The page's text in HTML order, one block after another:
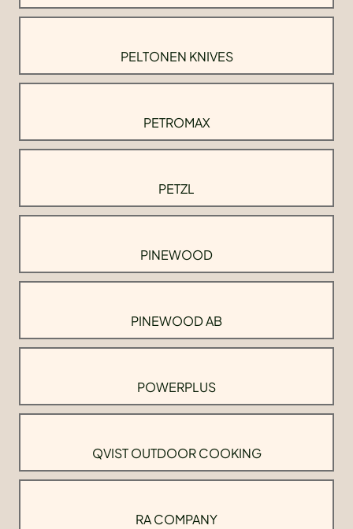
PELTONEN KNIVES
PETROMAX
PETZL
PINEWOOD
PINEWOOD AB
POWERPLUS
QVIST OUTDOOR COOKING
RA COMPANY